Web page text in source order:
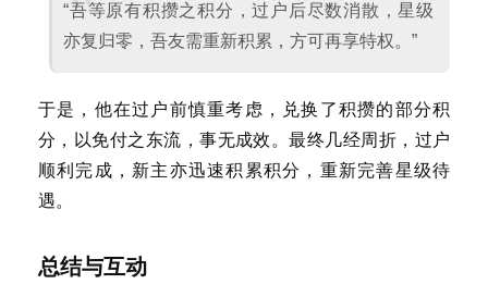
讯
量
荐
登录
“吾等原有积攒之积分，过户后尽数消散，星级
亦复归零，吾友需重新积累，方可再享特权。”
于是，他在过户前慎重考虑，兑换了积攒的部分积
分，以免付之东流，事无成效。最终几经周折，过户
顺利完成，新主亦迅速积累积分，重新完善星级待
遇。
总结与互动